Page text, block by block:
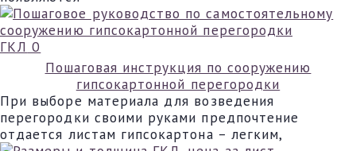
ГКЛ 0
Пошаговая инструкция по сооружению
гипсокартонной перегородки
При выборе материала для возведения
перегородки своими руками предпочтение
отдается листам гипсокартона – легким,